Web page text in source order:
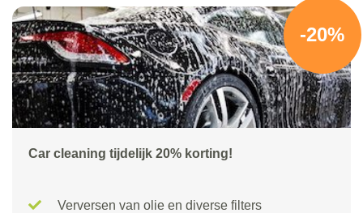
-20%
Car cleaning tijdelijk 20% korting!
Verversen van olie en diverse filters